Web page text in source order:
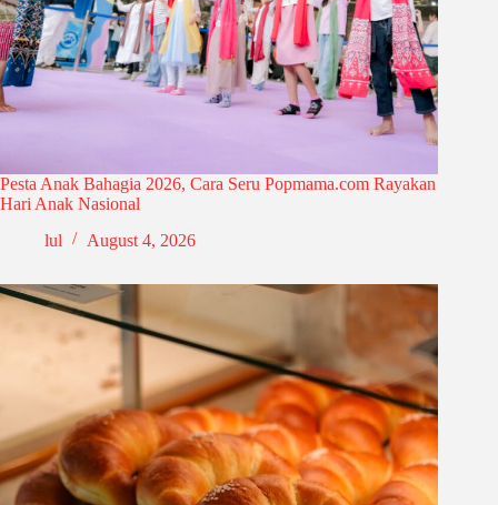
Pesta Anak Bahagia 2026, Cara Seru Popmama.com Rayakan
Hari Anak Nasional
lul
August 4, 2026